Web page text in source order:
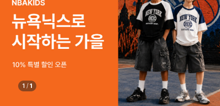
고객센터 1544-5336(평일 09:00~ 18:00 토/일/공휴일 휴무)
1 / 1